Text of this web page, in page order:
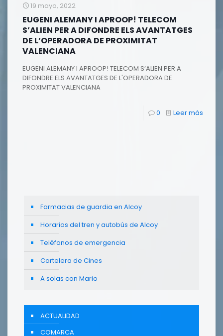
19 mayo, 2022
EUGENI ALEMANY I APROOP! TELECOM
S’ALIEN PER A DIFONDRE ELS AVANTATGES
DE L’OPERADORA DE PROXIMITAT
VALENCIANA
EUGENI ALEMANY I APROOP! TELECOM S’ALIEN PER A
DIFONDRE ELS AVANTATGES DE L'OPERADORA DE
PROXIMITAT VALENCIANA
0 Leer más
Farmacias de guardia en Alcoy
Horarios del tren y autobús de Alcoy
Teléfonos de emergencia
Cartelera de Cines
A solas con Mario
ACTUALIDAD
COMARCA